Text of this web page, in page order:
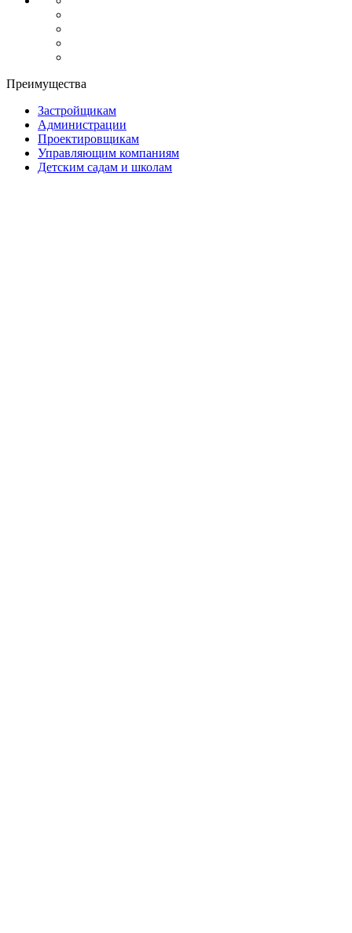
Преимущества
Застройщикам
Администрации
Проектировщикам
Управляющим компаниям
Детским садам и школам